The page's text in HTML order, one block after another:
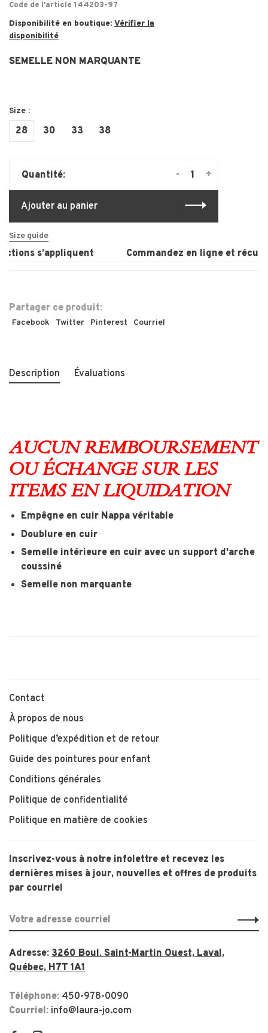
Code de l'article 144203-97
Disponibilité en boutique: Vérifier la
disponibilité
SEMELLE NON MARQUANTE
Size :
28 30 33 38
Quantité: +
-
Ajouter au panier
Size guide
s’appliquent Commandez en ligne et
Partager ce produit:
Facebook Twitter Pinterest Courriel
Description Évaluations
AUCUN REMBOURSEMENT
OU ÉCHANGE SUR LES
ITEMS EN LIQUIDATION
Empêgne en cuir Nappa véritable
Doublure en cuir
Semelle intérieure en cuir avec un support d'arche
coussiné
Semelle non marquante
Contact
À propos de nous
Politique d’expédition et de retour
Guide des pointures pour enfant
Conditions générales
Politique de confidentialité
Politique en matière de cookies
Inscrivez-vous à notre infolettre et recevez les
dernières mises à jour, nouvelles et offres de produits
par courriel
Adresse: 3260 Boul. Saint-Martin Ouest, Laval,
Québec, H7T 1A1
Téléphone: 450-978-0090
Courriel: info@laura-jo.com